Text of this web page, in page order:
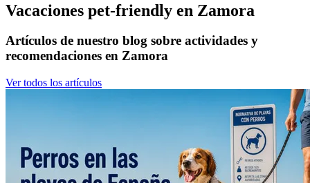
Vacaciones pet-friendly en Zamora
Artículos de nuestro blog sobre actividades y
recomendaciones en Zamora
Ver todos los artículos